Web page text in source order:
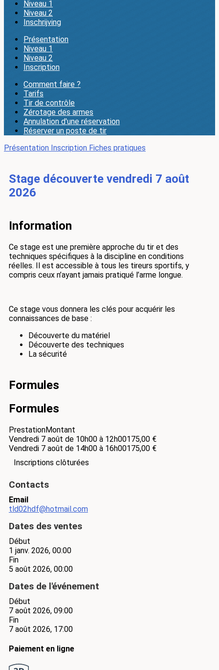
Niveau 1
Niveau 2
Inschrijving
Présentation
Niveau 1
Niveau 2
Inscription
Comment faire ?
Tarifs
Tir de contrôle
Zérotage des armes
Annulation d'une réservation
Réserver un poste de tir
Présentation Inscription Fiches pratiques
Stage découverte vendredi 7 août
2026
Information
Ce stage est une première approche du tir et des
techniques spécifiques à la discipline en conditions
réelles. Il est accessible à tous les tireurs sportifs, y
compris ceux n’ayant jamais pratiqué l’arme longue.
Ce stage vous donnera les clés pour acquérir les
connaissances de base :
Découverte du matériel
Découverte des techniques
La sécurité
Formules
Formules
PrestationMontant
Vendredi 7 août de 10h00 à 12h00175,00 €
Vendredi 7 août de 14h00 à 16h00175,00 €
Inscriptions clôturées
Contacts
Email
tld02hdf@hotmail.com
Dates des ventes
Début
1 janv. 2026, 00:00
Fin
5 août 2026, 00:00
Dates de l'événement
Début
7 août 2026, 09:00
Fin
7 août 2026, 17:00
Paiement en ligne